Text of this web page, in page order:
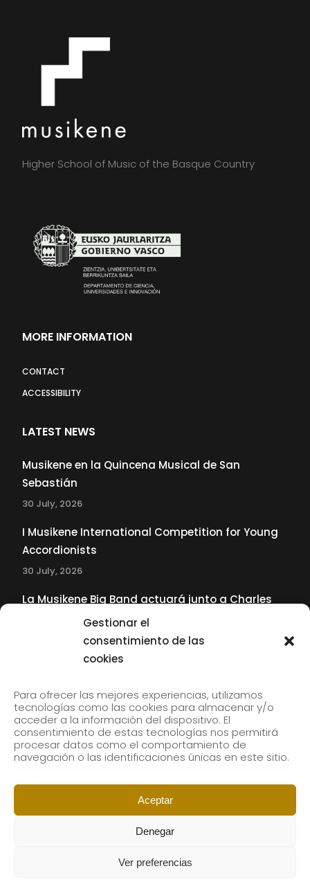
Gestionar el
consentimiento de las
cookies
Para ofrecer las mejores experiencias, utilizamos
tecnologías como las cookies para almacenar y/o
acceder a la información del dispositivo. El
consentimiento de estas tecnologías nos permitirá
procesar datos como el comportamiento de
navegación o las identificaciones únicas en este sitio.
Aceptar
Denegar
Ver preferencias
Higher School of Music of the Basque Country
MORE INFORMATION
CONTACT
ACCESSIBILITY
LATEST NEWS
Musikene en la Quincena Musical de San
Sebastián
30 July, 2026
I Musikene International Competition for Young
Accordionists
30 July, 2026
La Musikene Big Band actuará junto a Charles
Tolliver en el 61 Jazzaldia
Subscribe to our newsletter to receive our news by
email.